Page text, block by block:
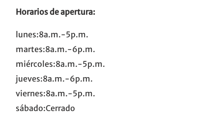
Horarios de apertura:
lunes:8a.m.-5p.m.
martes:8a.m.-6p.m.
miércoles:8a.m.-5p.m.
jueves:8a.m.-6p.m.
viernes:8a.m.-5p.m.
sábado:Cerrado